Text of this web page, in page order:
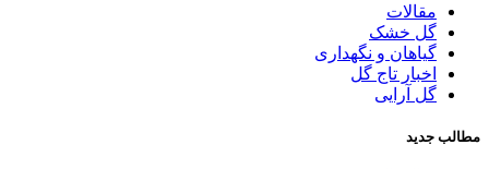
مقالات
گل خشک
گیاهان و نگهداری
اخبار تاج گل
گل آرایی
مطالب جدید